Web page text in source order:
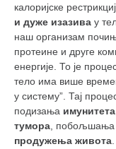
калоријске
и дуже изазива у
наш организам
протеине и друге
енергије. То је
тело има више
у систему”. Тај
подизања имунитета
тумора , побољшања
продужења живота